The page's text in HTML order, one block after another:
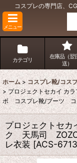
コスプレの専門店、
メニュー
カテゴリ
在庫品（翌
送）
ホーム > コスプレ靴/コス
> プロジェクトセカイ カ
ボ コスプレ靴/ブーツ コ
プロジェクトセ
ク 天馬司
レ衣装 [ACS-6713